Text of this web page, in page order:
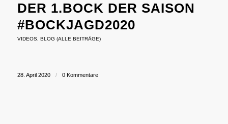
DER 1.BOCK DER SAISON
#BOCKJAGD2020
VIDEOS, BLOG (ALLE BEITRÄGE)
28. April 2020 / 0 Kommentare